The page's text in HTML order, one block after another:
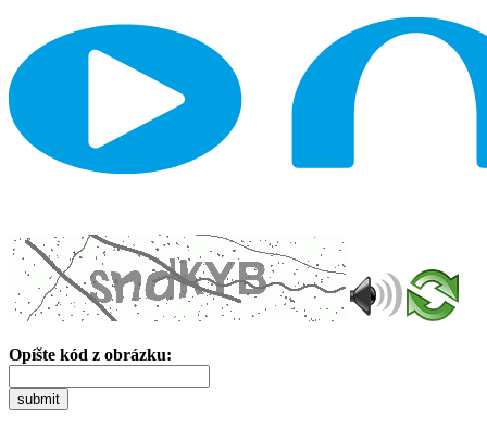
Opíšte kód z obrázku:
submit